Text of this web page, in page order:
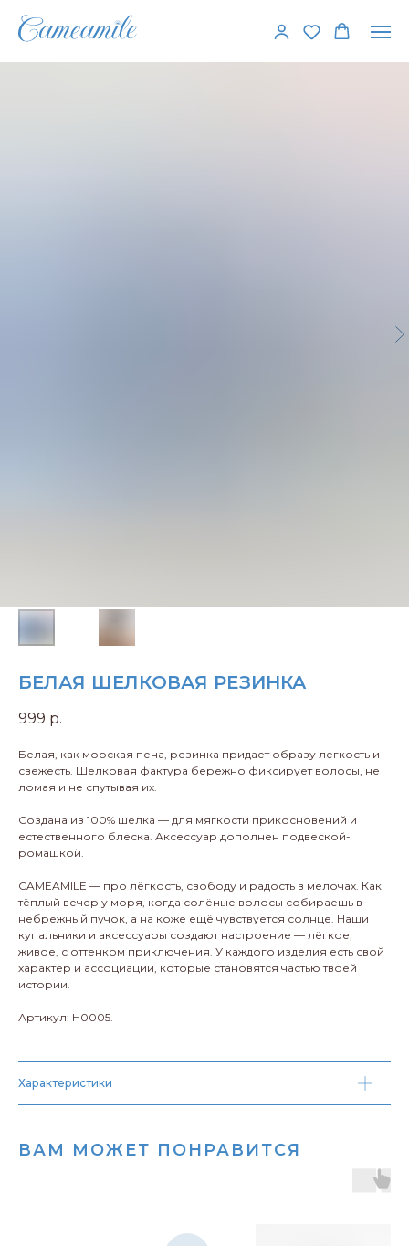
БЕЛАЯ ШЕЛКОВАЯ РЕЗИНКА
999 р.
Белая, как морская пена, резинка придает образу легкость и
свежесть. Шелковая фактура бережно фиксирует волосы, не
ломая и не спутывая их.
Создана из 100% шелка — для мягкости прикосновений и
естественного блеска. Аксессуар дополнен подвеской-
ромашкой.
CAMEAMILE — про лёгкость, свободу и радость в мелочах. Как
тёплый вечер у моря, когда солёные волосы собираешь в
небрежный пучок, а на коже ещё чувствуется солнце. Наши
купальники и аксессуары создают настроение — лёгкое,
живое, с оттенком приключения. У каждого изделия есть свой
характер и ассоциации, которые становятся частью твоей
истории.
Артикул: H0005.
Характеристики
ВАМ МОЖЕТ ПОНРАВИТСЯ